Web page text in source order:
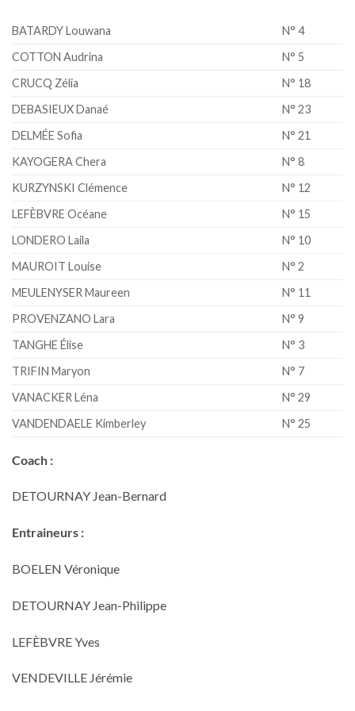
BATARDY Louwana
N° 4
COTTON Audrina
N° 5
CRUCQ Zélia
N° 18
DEBASIEUX Danaé
N° 23
DELMÉE Sofia
N° 21
KAYOGERA Chera
N° 8
KURZYNSKI Clémence
N° 12
LEFÈBVRE Océane
N° 15
LONDERO Laila
N° 10
MAUROIT Louise
N° 2
MEULENYSER Maureen
N° 11
PROVENZANO Lara
N° 9
TANGHE Élise
N° 3
TRIFIN Maryon
N° 7
VANACKER Léna
N° 29
VANDENDAELE Kimberley
N° 25
Coach :
DETOURNAY Jean-Bernard
Entraineurs :
BOELEN Véronique
DETOURNAY Jean-Philippe
LEFÈBVRE Yves
VENDEVILLE Jérémie